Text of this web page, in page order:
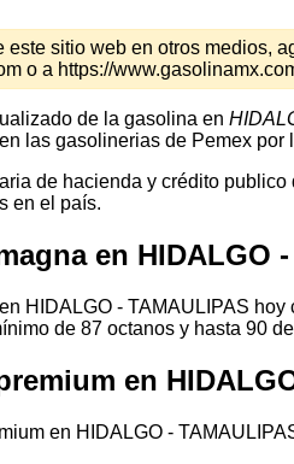
sitio web en otros medios,
o a https://
de la gasolina en
las gasolinerias de Pemex por
de hacienda y crédito
en el país.
en HIDALGO -
HIDALGO - TAMAULIPAS
de 87 octanos y hasta 90
en
en HIDALGO -